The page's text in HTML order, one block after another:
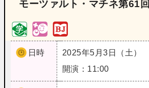
モーツァルト・マチネ第61回
日時
2025年5月3日（土）
開演：11:00